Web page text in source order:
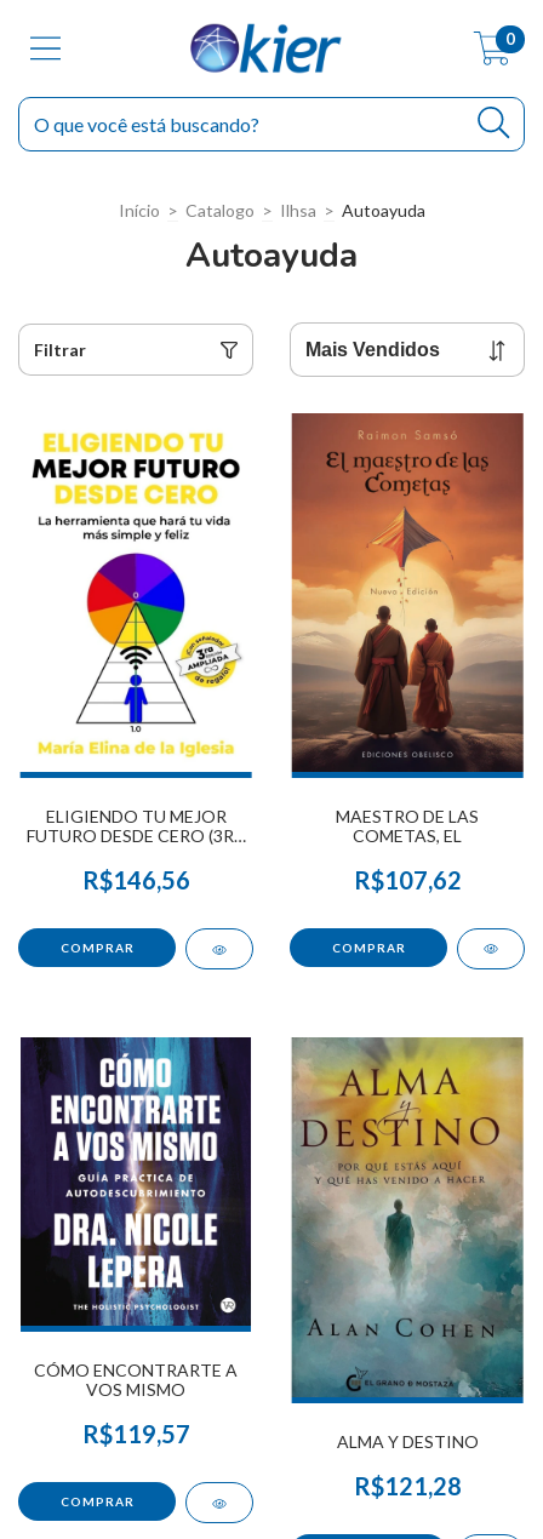
0
Início > Catalogo > Ilhsa > Autoayuda
Autoayuda
Filtrar
ELIGIENDO TU MEJOR
FUTURO DESDE CERO (3RA
R$146,56
MAESTRO DE LAS
COMETAS, EL
R$107,62
CÓMO ENCONTRARTE A
VOS MISMO
R$119,57 ALMA Y DESTINO
R$121,28